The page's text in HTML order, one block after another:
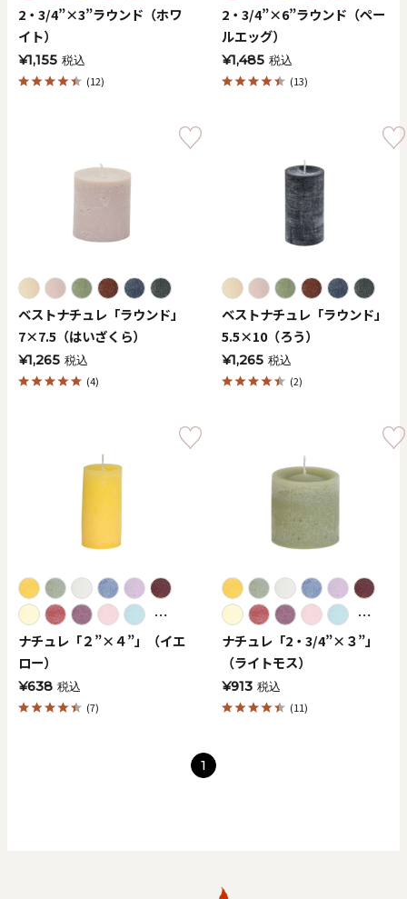
お買い物ガイド お知らせ
2・3/4”×3”ラウンド（ホワ
イト）
¥1,155 税込
(12)
2・3/4”×6”ラウンド（ペー
ルエッグ）
¥1,485 税込
(13)
ベストナチュレ「ラウンド」
7×7.5（はいざくら）
¥1,265 税込
(4)
ベストナチュレ「ラウンド」
5.5×10（ろう）
¥1,265 税込
(2)
⋯
ナチュレ「２”×４”」（イエ
ロー）
¥638 税込
(7)
⋯
ナチュレ「2・3/4”×３”」
（ライトモス）
¥913 税込
(11)
1